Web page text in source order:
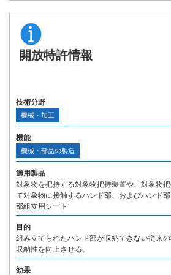
開放特許情報
技術分野
機械・加工
機能
機械・部品の製造
適用製品
対象物を把持する対象物把持装置や、対象物
て対象物に接触するハンド部、およびハンド
部組立用シート
目的
組み立てられたハンド部が収納できない従来
収納性を向上させる。
効果